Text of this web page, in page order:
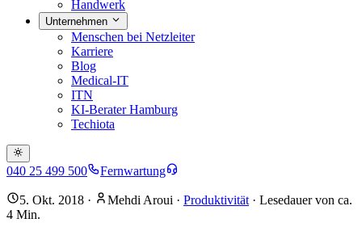
Handwerk
Unternehmen
Menschen bei Netzleiter
Karriere
Blog
Medical-IT
ITN
KI-Berater Hamburg
Techiota
040 25 499 500 Fernwartung
5. Okt. 2018 · Mehdi Aroui · Produktivität · Lesedauer von ca.
4 Min.